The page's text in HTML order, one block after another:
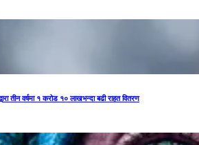
तीन वर्षमा १ करोड १० लाखभन्दा बढी राहत वितरण